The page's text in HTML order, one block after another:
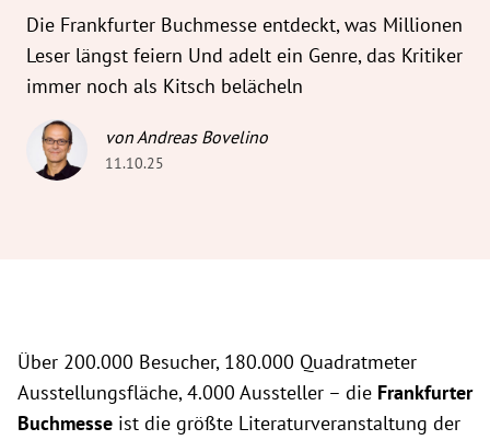
Untermenü
Die Frankfurter Buchmesse entdeckt, was Millionen
Leser längst feiern Und adelt ein Genre, das Kritiker
immer noch als Kitsch belächeln
von Andreas Bovelino
11.10.25
Über 200.000 Besucher, 180.000 Quadratmeter
Ausstellungsfläche, 4.000 Aussteller – die Frankfurter
Buchmesse ist die größte Literaturveranstaltung der